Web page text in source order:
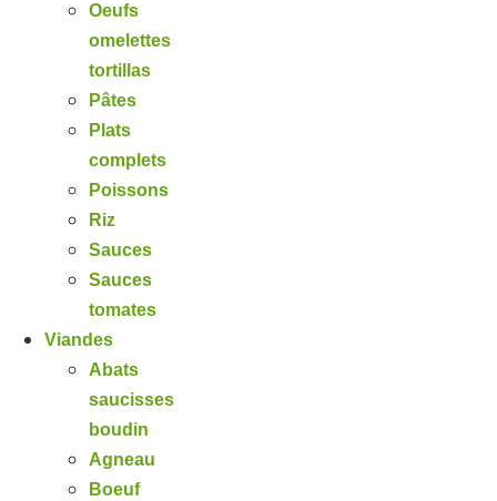
Oeufs
omelettes
tortillas
Pâtes
Plats
complets
Poissons
Riz
Sauces
Sauces
tomates
Viandes
Abats
saucisses
boudin
Agneau
Boeuf